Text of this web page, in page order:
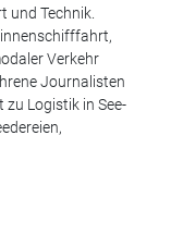
und Technik.
Verkehr
Journalisten
zu Logistik in See-